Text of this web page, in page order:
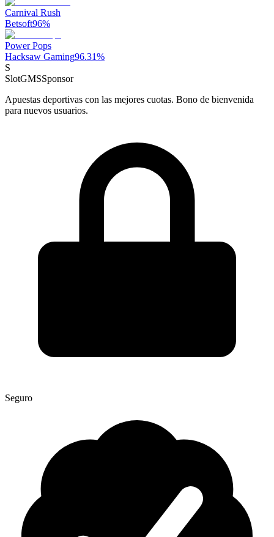
Carnival Rush
Betsoft96%
Power Pops
Hacksaw Gaming96.31%
S
SlotGMSSponsor
Apuestas deportivas con las mejores cuotas. Bono de bienvenida
para nuevos usuarios.
Seguro